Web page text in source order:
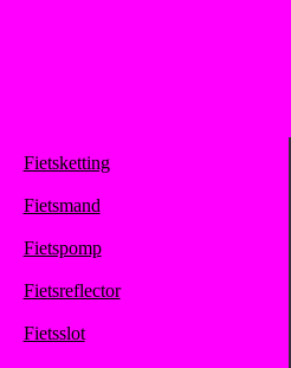
Fietsketting
Fietsmand
Fietspomp
Fietsreflector
Fietsslot